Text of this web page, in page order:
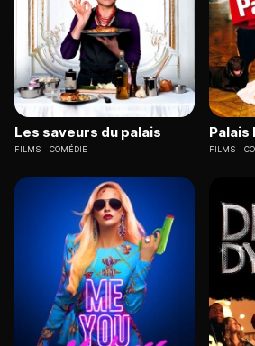
Les saveurs du palais
FILMS COMÉDIE
Palais
FILMS